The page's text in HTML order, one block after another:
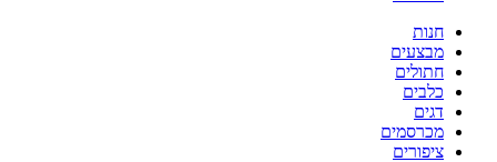
חנות
מבצעים
חתולים
כלבים
דגים
מכרסמים
ציפורים